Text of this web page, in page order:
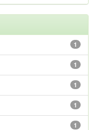
1
1
1
1
1